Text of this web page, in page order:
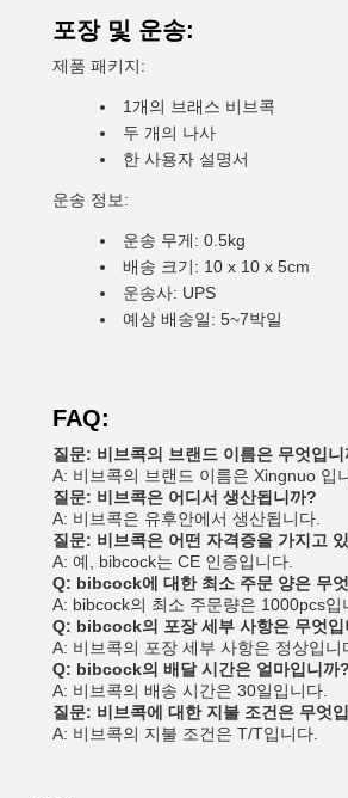
포장 및 운송:
제품 패키지:
1개의 브래스 비브콕
두 개의 나사
한 사용자 설명서
운송 정보:
운송 무게: 0.5kg
배송 크기: 10 x 10 x 5cm
운송사: UPS
예상 배송일: 5~7박일
FAQ:
질문: 비브콕의 브랜드 이름은 무엇입니
A: 비브콕의 브랜드 이름은 Xingnuo 입
질문: 비브콕은 어디서 생산됩니까?
A: 비브콕은 유후안에서 생산됩니다.
질문: 비브콕은 어떤 자격증을 가지고
A: 예, bibcock는 CE 인증입니다.
Q: bibcock에 대한 최소 주문 양은 무
A: bibcock의 최소 주문량은 1000pcs입
Q: bibcock의 포장 세부 사항은 무엇입
A: 비브콕의 포장 세부 사항은 정상입니
Q: bibcock의 배달 시간은 얼마입니까?
A: 비브콕의 배송 시간은 30일입니다.
질문: 비브콕에 대한 지불 조건은 무엇
A: 비브콕의 지불 조건은 T/T입니다.